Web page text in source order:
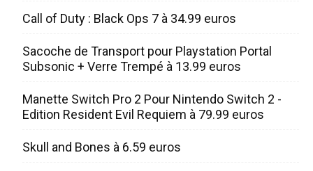
Call of Duty : Black Ops 7 à 34.99 euros
Sacoche de Transport pour Playstation Portal
Subsonic + Verre Trempé à 13.99 euros
Manette Switch Pro 2 Pour Nintendo Switch 2 -
Edition Resident Evil Requiem à 79.99 euros
Skull and Bones à 6.59 euros